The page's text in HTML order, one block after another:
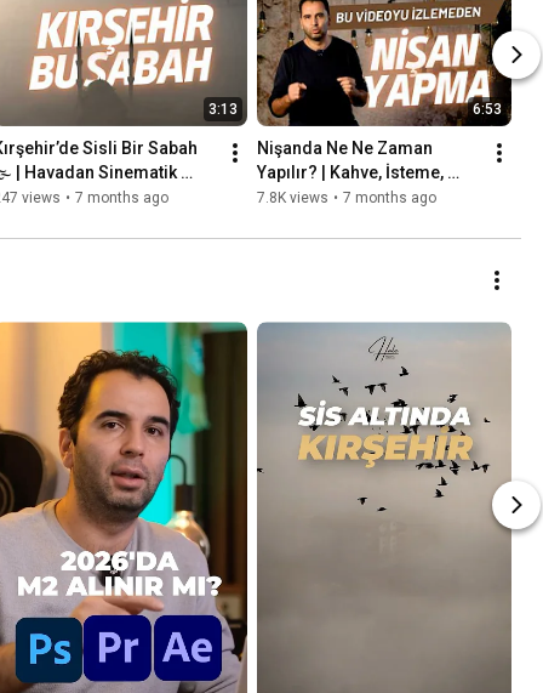
3:13
Sisli Bir Sabah
| Havadan Sinematik
views • 7 months ago
6:53
Nişanda Ne Ne Zaman
Yapılır? | Kahve, İsteme,
Yüzük Sırası (Gerçek
7.8K views • 7 months ago